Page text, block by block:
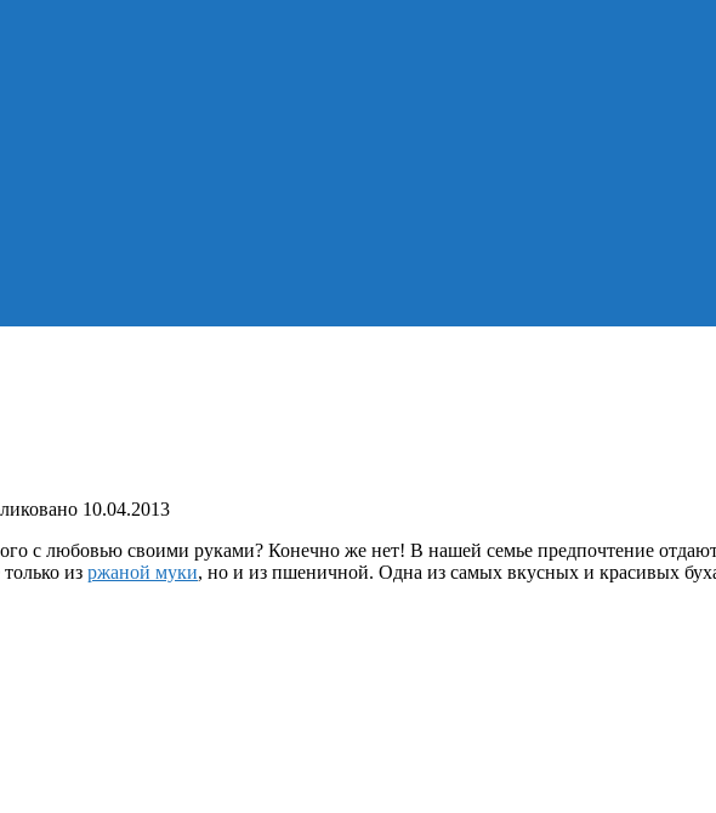
10.04.2013
с любовью своими руками? Конечно же нет! В нашей семье предпочтение
из ржаной муки, но и из пшеничной. Одна из самых вкусных и красивых